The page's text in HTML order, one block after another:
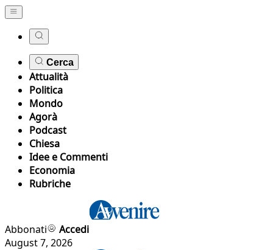
Cerca
Attualità
Politica
Mondo
Agorà
Podcast
Chiesa
Idee e Commenti
Economia
Rubriche
Abbonati
Accedi
August 7, 2026